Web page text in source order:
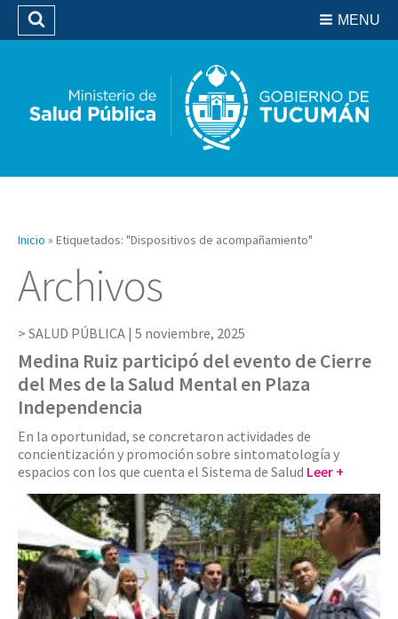
Biblioteca
MENU
Buscar
Inicio » Etiquetados: "Dispositivos de acompañamiento"
Archivos
SALUD PÚBLICA | 5 noviembre, 2025
Medina Ruiz participó del evento de Cierre
del Mes de la Salud Mental en Plaza
Independencia
En la oportunidad, se concretaron actividades de
concientización y promoción sobre sintomatología y
espacios con los que cuenta el Sistema de Salud Leer +